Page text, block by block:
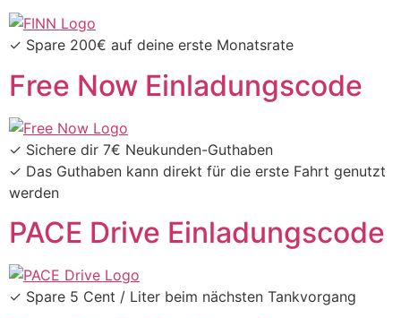
✓ Spare 200€ auf deine erste Monatsrate
Free Now Einladungscode
✓ Sichere dir 7€ Neukunden-Guthaben
✓ Das Guthaben kann direkt für die erste Fahrt genutzt
werden
PACE Drive Einladungscode​
✓ Spare 5 Cent / Liter beim nächsten Tankvorgang